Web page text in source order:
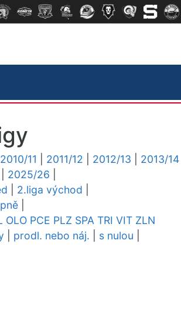
2010/11 2011/12 2012/13 2013/14
2025/26
2.liga východ
OLO PCE PLZ SPA TRI VIT ZLN
prodl. nebo náj. s nulou